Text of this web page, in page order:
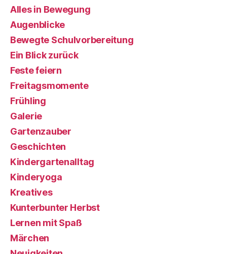
Alles in Bewegung
Augenblicke
Bewegte Schulvorbereitung
Ein Blick zurück
Feste feiern
Freitagsmomente
Frühling
Galerie
Gartenzauber
Geschichten
Kindergartenalltag
Kinderyoga
Kreatives
Kunterbunter Herbst
Lernen mit Spaß
Märchen